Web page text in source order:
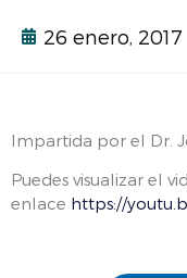
26 enero, 2017
Impartida por el Dr.
Puedes visualizar el
enlace https://